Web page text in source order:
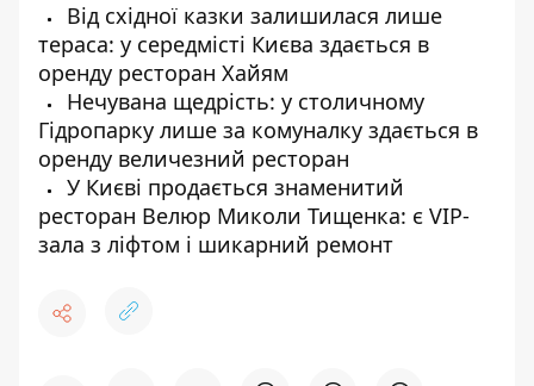
Від східної казки залишилася лише
тераса: у середмісті Києва здається в
оренду ресторан Хайям
Нечувана щедрість: у столичному
Гідропарку лише за комуналку здається в
оренду величезний ресторан
У Києві продається знаменитий
ресторан Велюр Миколи Тищенка: є VIP-
зала з ліфтом і шикарний ремонт